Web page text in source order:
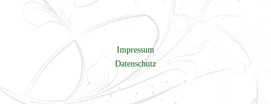
Impressum
Datenschutz